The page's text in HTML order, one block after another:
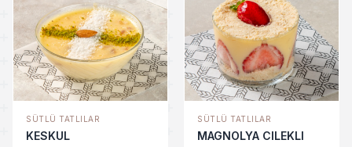
SÜTLÜ TATLILAR
KESKUL
SÜTLÜ TATLILAR
MAGNOLYA CILEKLI